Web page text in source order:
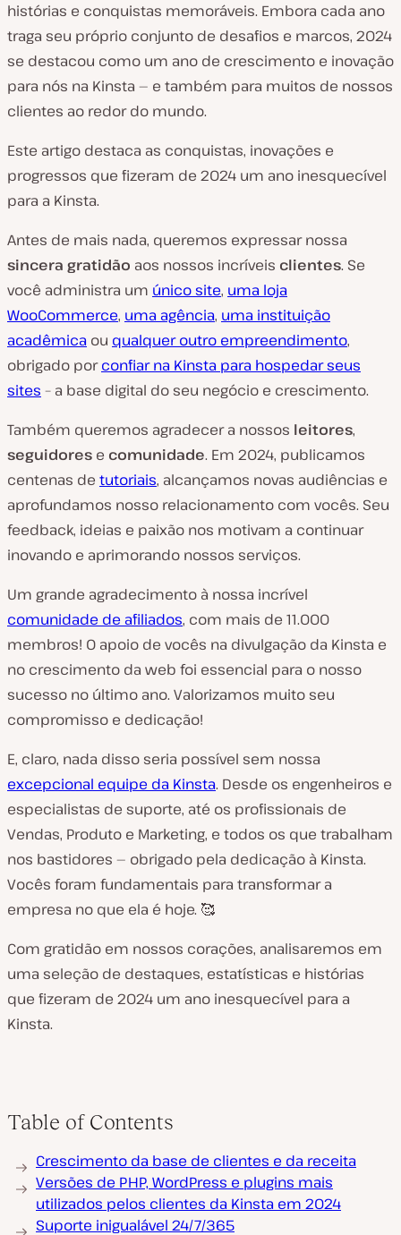
histórias e conquistas memoráveis. Embora cada ano
traga seu próprio conjunto de desafios e marcos, 2024
se destacou como um ano de crescimento e inovação
para nós na Kinsta — e também para muitos de nossos
clientes ao redor do mundo.
Este artigo destaca as conquistas, inovações e
progressos que fizeram de 2024 um ano inesquecível
para a Kinsta.
Antes de mais nada, queremos expressar nossa
sincera gratidão aos nossos incríveis clientes. Se
você administra um único site, uma loja
WooCommerce, uma agência, uma instituição
acadêmica ou qualquer outro empreendimento,
obrigado porconfiar na Kinsta para hospedar seus
sites – a base digital do seu negócio e crescimento.
Também queremos agradecer a nossos leitores,
seguidores e comunidade. Em 2024, publicamos
centenas de tutoriais, alcançamos novas audiências e
aprofundamos nosso relacionamento com vocês. Seu
feedback, ideias e paixão nos motivam a continuar
inovando e aprimorando nossos serviços.
Um grande agradecimento à nossa incrível
comunidade de afiliados, com mais de 11.000
membros! O apoio de vocês na divulgação da Kinsta e
no crescimento da web foi essencial para o nosso
sucesso no último ano. Valorizamos muito seu
compromisso e dedicação!
E, claro, nada disso seria possível sem nossa
excepcional equipe da Kinsta. Desde os engenheiros e
especialistas de suporte, até os profissionais de
Vendas, Produto e Marketing, e todos os que trabalham
nos bastidores — obrigado pela dedicação à Kinsta.
Vocês foram fundamentais para transformar a
empresa no que ela é hoje. 🥰
Com gratidão em nossos corações, analisaremos em
uma seleção de destaques, estatísticas e histórias
que fizeram de 2024 um ano inesquecível para a
Kinsta.
Table of Contents
Crescimento da base de clientes e da receita
Versões de PHP, WordPress e plugins mais
utilizados pelos clientes da Kinsta em 2024
Suporte inigualável 24/7/365